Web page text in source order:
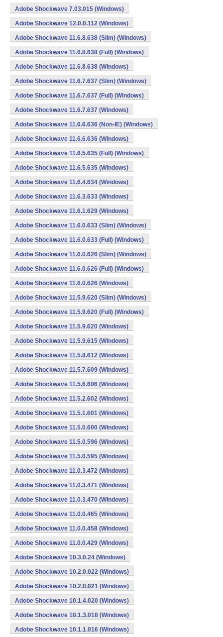
Adobe Shockwave 7.03.015 (Windows)
Adobe Shockwave 12.0.0.112 (Windows)
Adobe Shockwave 11.6.8.638 (Slim) (Windows)
Adobe Shockwave 11.6.8.638 (Full) (Windows)
Adobe Shockwave 11.6.8.638 (Windows)
Adobe Shockwave 11.6.7.637 (Slim) (Windows)
Adobe Shockwave 11.6.7.637 (Full) (Windows)
Adobe Shockwave 11.6.7.637 (Windows)
Adobe Shockwave 11.6.6.636 (Non-IE) (Windows)
Adobe Shockwave 11.6.6.636 (Windows)
Adobe Shockwave 11.6.5.635 (Full) (Windows)
Adobe Shockwave 11.6.5.635 (Windows)
Adobe Shockwave 11.6.4.634 (Windows)
Adobe Shockwave 11.6.3.633 (Windows)
Adobe Shockwave 11.6.1.629 (Windows)
Adobe Shockwave 11.6.0.633 (Slim) (Windows)
Adobe Shockwave 11.6.0.633 (Full) (Windows)
Adobe Shockwave 11.6.0.626 (Slim) (Windows)
Adobe Shockwave 11.6.0.626 (Full) (Windows)
Adobe Shockwave 11.6.0.626 (Windows)
Adobe Shockwave 11.5.9.620 (Slim) (Windows)
Adobe Shockwave 11.5.9.620 (Full) (Windows)
Adobe Shockwave 11.5.9.620 (Windows)
Adobe Shockwave 11.5.9.615 (Windows)
Adobe Shockwave 11.5.8.612 (Windows)
Adobe Shockwave 11.5.7.609 (Windows)
Adobe Shockwave 11.5.6.606 (Windows)
Adobe Shockwave 11.5.2.602 (Windows)
Adobe Shockwave 11.5.1.601 (Windows)
Adobe Shockwave 11.5.0.600 (Windows)
Adobe Shockwave 11.5.0.596 (Windows)
Adobe Shockwave 11.5.0.595 (Windows)
Adobe Shockwave 11.0.3.472 (Windows)
Adobe Shockwave 11.0.3.471 (Windows)
Adobe Shockwave 11.0.3.470 (Windows)
Adobe Shockwave 11.0.0.465 (Windows)
Adobe Shockwave 11.0.0.458 (Windows)
Adobe Shockwave 11.0.0.429 (Windows)
Adobe Shockwave 10.3.0.24 (Windows)
Adobe Shockwave 10.2.0.022 (Windows)
Adobe Shockwave 10.2.0.021 (Windows)
Adobe Shockwave 10.1.4.020 (Windows)
Adobe Shockwave 10.1.3.018 (Windows)
Adobe Shockwave 10.1.1.016 (Windows)